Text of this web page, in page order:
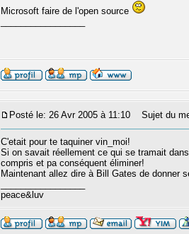
Microsoft faire de l'open source
Posté le: 26 Avr 2005 à 11:10 Sujet du
C'etait pour te taquiner vin_moi!
Si on savait réellement ce qui se tramait
compris et pa conséquent éliminer!
Maintenant allez dire à Bill Gates de donner
peace&luv